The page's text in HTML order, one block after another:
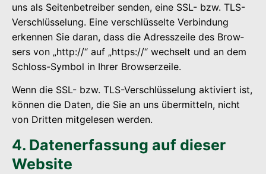
uns als Sei­ten­be­trei­ber sen­den, eine SSL- bzw. TLS-
Ver­schlüs­se­lung. Eine ver­schlüs­sel­te Ver­bin­dung
erken­nen Sie dar­an, dass die Adress­zei­le des Brow­
sers von „http://“ auf „https://“ wech­selt und an dem
Schloss-Sym­bol in Ihrer Browserzeile.
Wenn die SSL- bzw. TLS-Ver­schlüs­se­lung akti­viert ist,
kön­nen die Daten, die Sie an uns über­mit­teln, nicht
von Drit­ten mit­ge­le­sen werden.
4. Daten­er­fas­sung auf die­ser
Website